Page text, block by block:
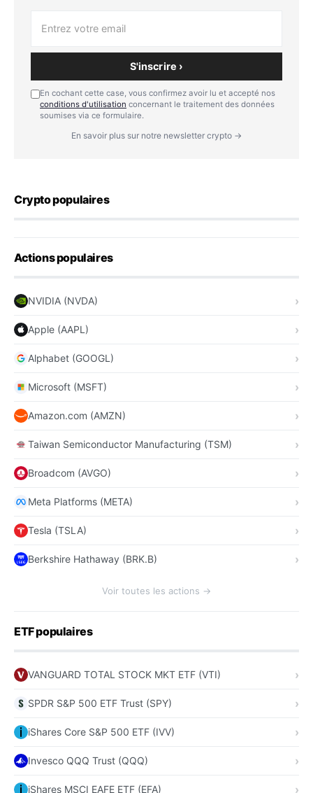
S'inscrire ›
En cochant cette case, vous confirmez avoir lu et accepté nos
conditions d'utilisation concernant le traitement des données
soumises via ce formulaire.
En savoir plus sur notre newsletter crypto →
Crypto populaires
Actions populaires
NVIDIA (NVDA)
Apple (AAPL)
Alphabet (GOOGL)
Microsoft (MSFT)
Amazon.com (AMZN)
Taiwan Semiconductor Manufacturing (TSM)
Broadcom (AVGO)
Meta Platforms (META)
Tesla (TSLA)
Berkshire Hathaway (BRK.B)
Voir toutes les actions →
ETF populaires
VANGUARD TOTAL STOCK MKT ETF (VTI)
SPDR S&P 500 ETF Trust (SPY)
iShares Core S&P 500 ETF (IVV)
Invesco QQQ Trust (QQQ)
iShares MSCI EAFE ETF (EFA)